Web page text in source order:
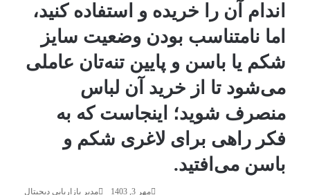
اندام آن را خریده و استفاده کنید،
اما نامتناسب بودن وضعیت سایز
شکم یا باسن و پایین تنه‌تان عاملی
می‌شود تا از خرید آن لباس
منصرف شوید؛ اینجاست که به
فکر راهی برای لاغری شکم و
باسن می‌افتید.
مدیر بازاریابی دیجیتال
مهر 3, 1403